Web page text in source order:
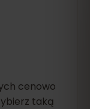
cenowo
taką